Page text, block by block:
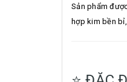
Sản phẩm
hợp kim bền